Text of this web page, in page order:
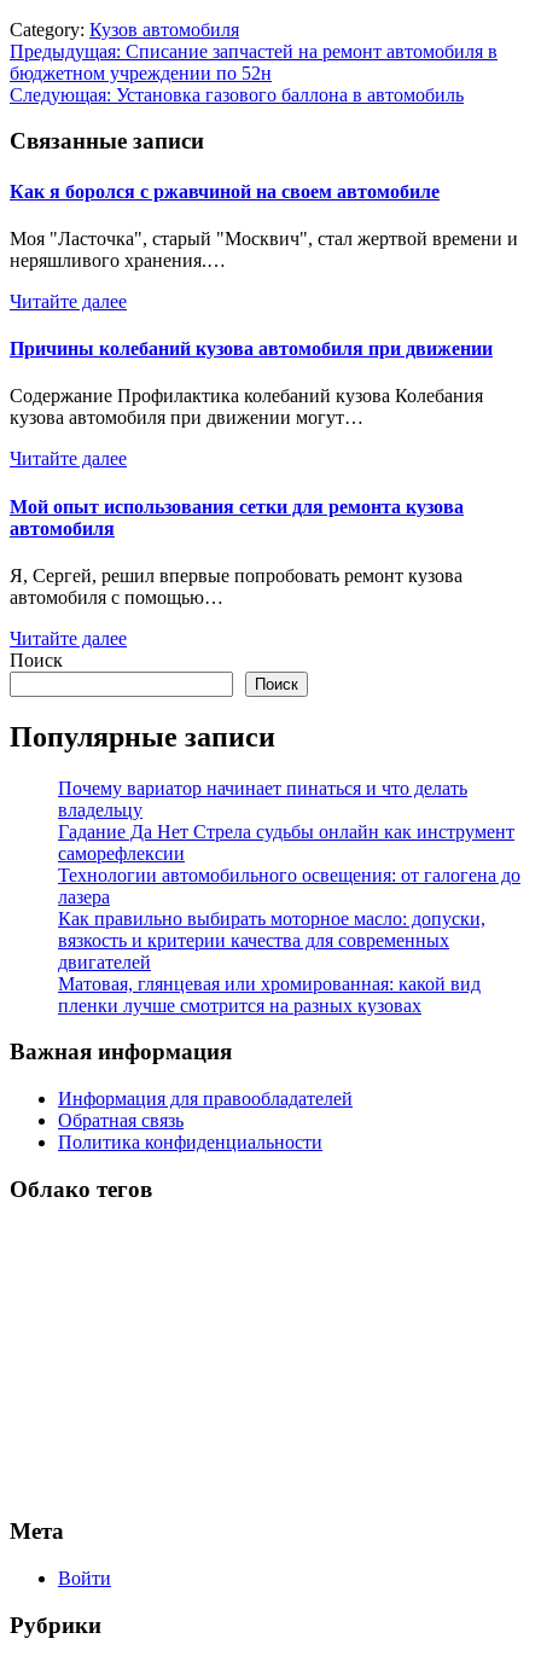
Category: Кузов автомобиля
Навигация
по
Предыдущая: Списание запчастей на ремонт автомобиля в
бюджетном учреждении по 52н
Следующая: Установка газового баллона в автомобиль
Связанные записи
Как я боролся с ржавчиной на своем автомобиле
Моя "Ласточка", старый "Москвич", стал жертвой времени и
неряшливого хранения.…
Читайте далее
Причины колебаний кузова автомобиля при движении
Содержание Профилактика колебаний кузова Колебания
кузова автомобиля при движении могут…
Читайте далее
Мой опыт использования сетки для ремонта кузова
автомобиля
Я, Сергей, решил впервые попробовать ремонт кузова
автомобиля с помощью…
Читайте далее
Поиск
Поиск
Популярные записи
Почему вариатор начинает пинаться и что делать
владельцу
Гадание Да Нет Стрела судьбы онлайн как инструмент
саморефлексии
Технологии автомобильного освещения: от галогена до
лазера
Как правильно выбирать моторное масло: допуски,
вязкость и критерии качества для современных
двигателей
Матовая, глянцевая или хромированная: какой вид
пленки лучше смотрится на разных кузовах
Важная информация
Информация для правообладателей
Обратная связь
Политика конфиденциальности
Облако тегов
Мета
Войти
Рубрики